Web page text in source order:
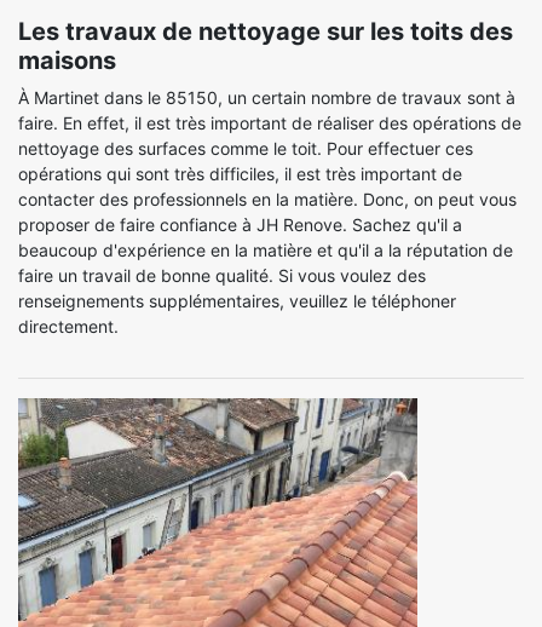
Les travaux de nettoyage sur les toits des
maisons
À Martinet dans le 85150, un certain nombre de travaux sont à
faire. En effet, il est très important de réaliser des opérations de
nettoyage des surfaces comme le toit. Pour effectuer ces
opérations qui sont très difficiles, il est très important de
contacter des professionnels en la matière. Donc, on peut vous
proposer de faire confiance à JH Renove. Sachez qu'il a
beaucoup d'expérience en la matière et qu'il a la réputation de
faire un travail de bonne qualité. Si vous voulez des
renseignements supplémentaires, veuillez le téléphoner
directement.